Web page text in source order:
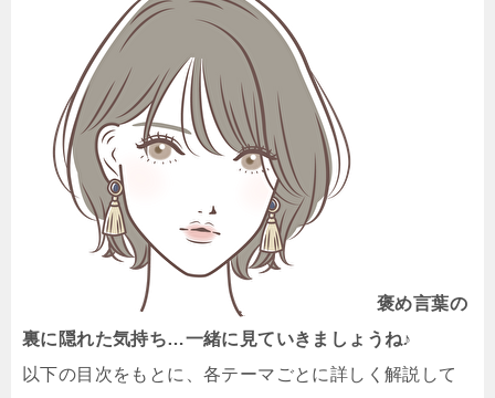
褒め言葉の
裏に隠れた気持ち…一緒に見ていきましょうね♪
以下の目次をもとに、各テーマごとに詳しく解説して